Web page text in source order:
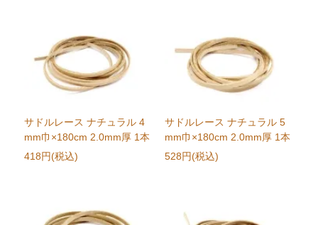
サドルレース ナチュラル 4
mm巾×180cm 2.0mm厚 1本
418円(税込)
サドルレース ナチュラル 5
mm巾×180cm 2.0mm厚 1本
528円(税込)